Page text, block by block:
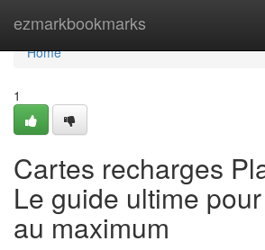
ezmarkbookmarks
Home
Home
1
Cartes recharges
Le guide ultime
au maximum